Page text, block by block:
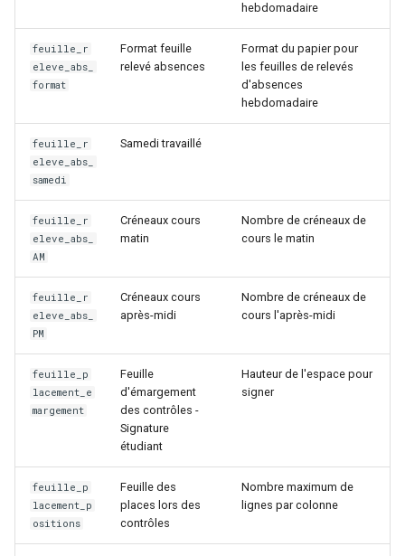
hebdomadaire
feuille_r
eleve_abs_
format
Format feuille
relevé absences
Format du papier pour
les feuilles de relevés
d'absences
hebdomadaire
feuille_r
eleve_abs_
samedi
Samedi travaillé
feuille_r
eleve_abs_
AM
Créneaux cours
matin
Nombre de créneaux de
cours le matin
feuille_r
eleve_abs_
PM
Créneaux cours
après-midi
Nombre de créneaux de
cours l'après-midi
feuille_p
lacement_e
margement
Feuille
d'émargement
des contrôles -
Signature
étudiant
Hauteur de l'espace pour
signer
feuille_p
lacement_p
ositions
Feuille des
places lors des
contrôles
Nombre maximum de
lignes par colonne